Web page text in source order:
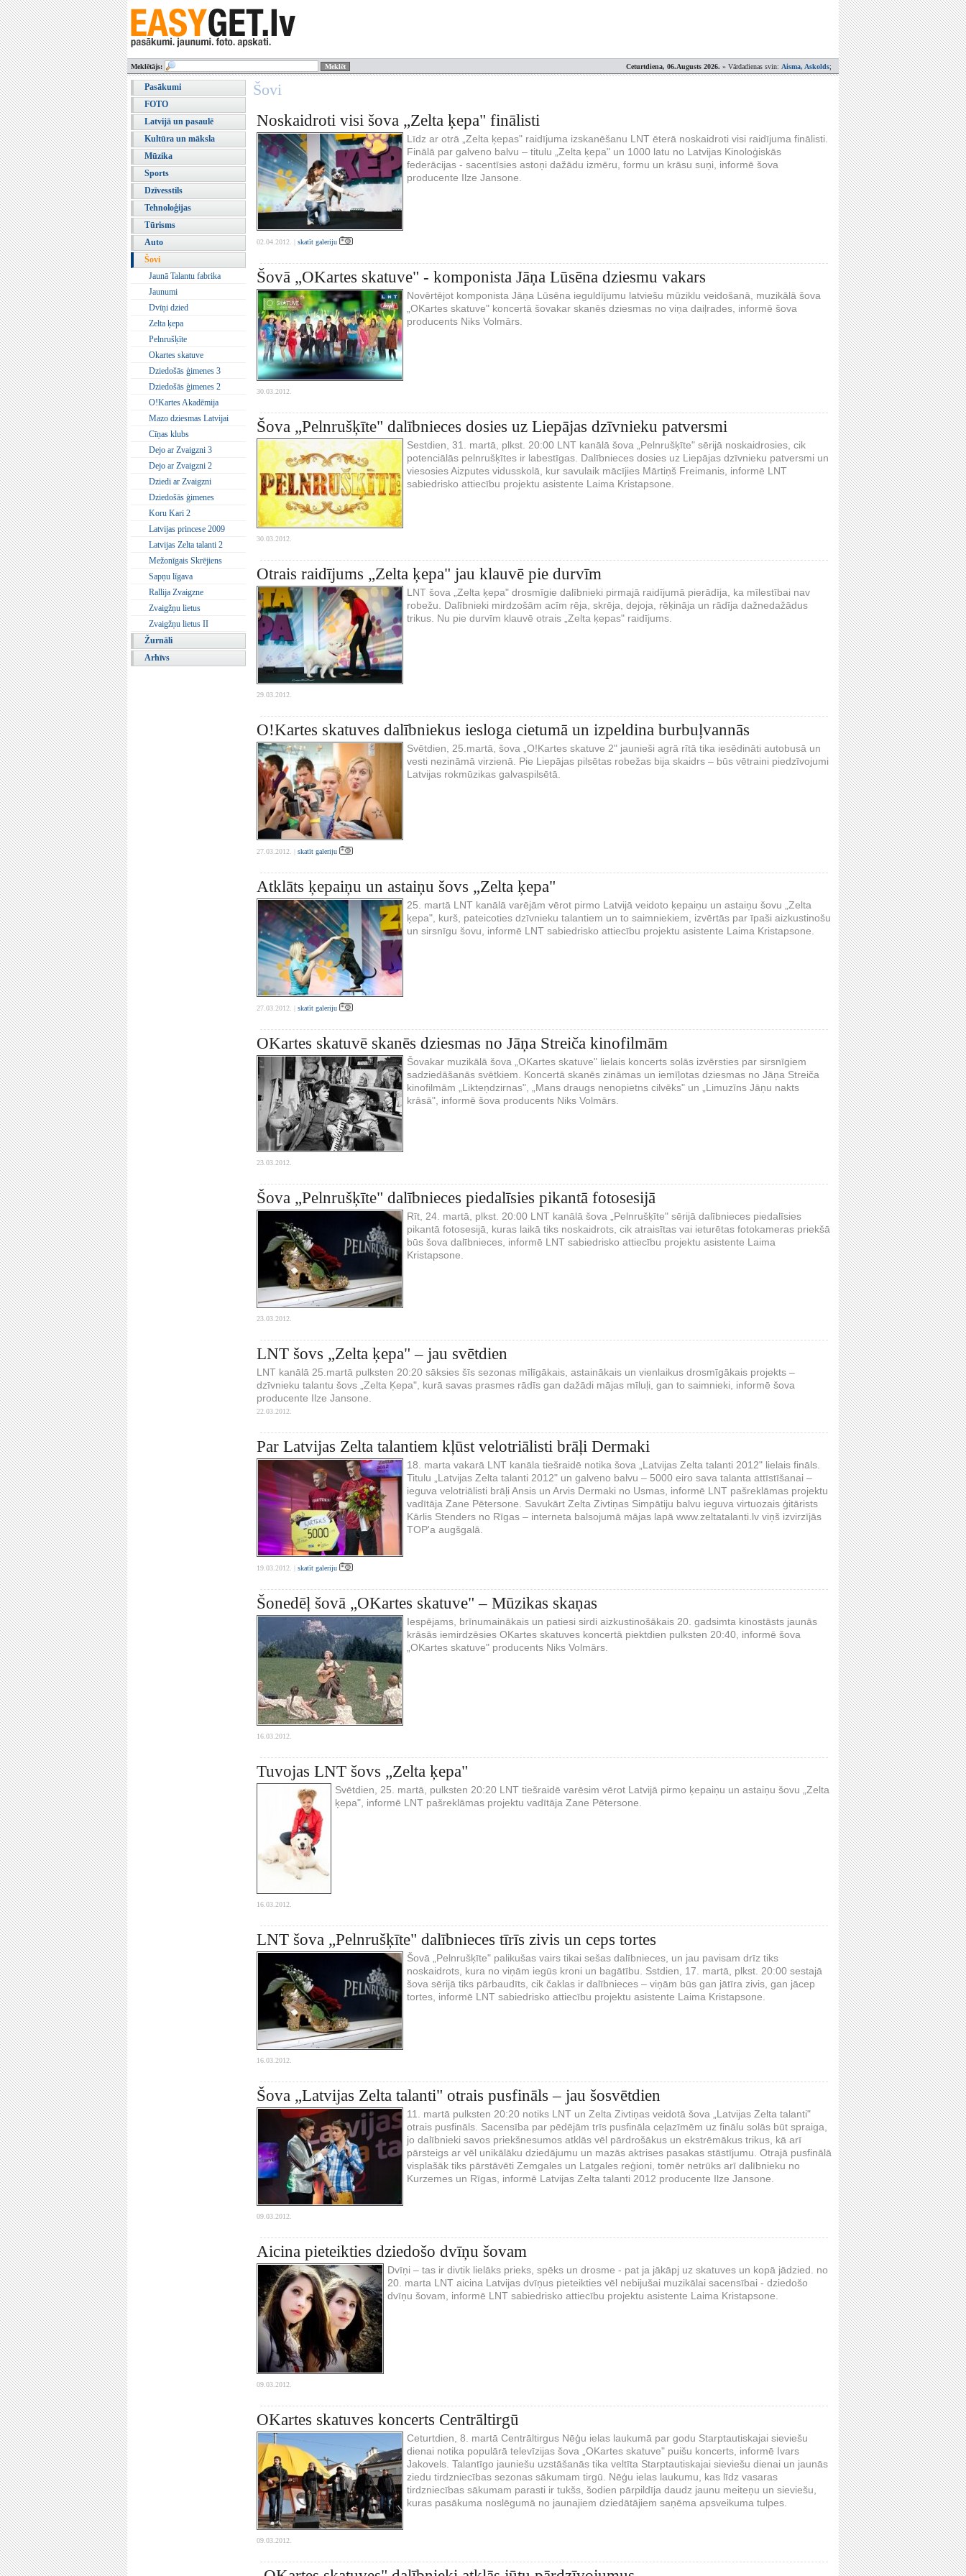
Ceturtdiena, 06.Augusts 2026. » Vārdadienas svin: Aisma, Askolds;
Meklētājs:
Pasākumi
FOTO
Latvijā un pasaulē
Kultūra un māksla
Mūzika
Sports
Dzīvesstils
Tehnoloģijas
Tūrisms
Auto
Šovi
Jaunā Talantu fabrika
Jaunumi
Dvīņi dzied
Zelta ķepa
Pelnrušķīte
Okartes skatuve
Dziedošās ģimenes 3
Dziedošās ģimenes 2
O!Kartes Akadēmija
Mazo dziesmas Latvijai
Cīņas klubs
Dejo ar Zvaigzni 3
Dejo ar Zvaigzni 2
Dziedi ar Zvaigzni
Dziedošās ģimenes
Koru Kari 2
Latvijas princese 2009
Latvijas Zelta talanti 2
Mežonīgais Skrējiens
Sapņu līgava
Rallija Zvaigzne
Zvaigžņu lietus
Zvaigžņu lietus II
Žurnāli
Arhīvs
Šovi
Noskaidroti visi šova „Zelta ķepa" finālisti
Līdz ar otrā „Zelta ķepas" raidījuma izskanēšanu LNT ēterā noskaidroti visi raidījuma finālisti.
Finālā par galveno balvu – titulu „Zelta ķepa" un 1000 latu no Latvijas Kinoloģiskās
federācijas - sacentīsies astoņi dažādu izmēru, formu un krāsu suņi, informē šova
producente Ilze Jansone.
02.04.2012. | skatīt galeriju
Šovā „OKartes skatuve" - komponista Jāņa Lūsēna dziesmu vakars
Novērtējot komponista Jāņa Lūsēna ieguldījumu latviešu mūziklu veidošanā, muzikālā šova
„OKartes skatuve" koncertā šovakar skanēs dziesmas no viņa daiļrades, informē šova
producents Niks Volmārs.
30.03.2012.
Šova „Pelnrušķīte" dalībnieces dosies uz Liepājas dzīvnieku patversmi
Sestdien, 31. martā, plkst. 20:00 LNT kanālā šova „Pelnrušķīte" sērijā noskaidrosies, cik
potenciālās pelnrušķītes ir labestīgas. Dalībnieces dosies uz Liepājas dzīvnieku patversmi un
viesosies Aizputes vidusskolā, kur savulaik mācījies Mārtiņš Freimanis, informē LNT
sabiedrisko attiecību projektu asistente Laima Kristapsone.
30.03.2012.
Otrais raidījums „Zelta ķepa" jau klauvē pie durvīm
LNT šova „Zelta ķepa" drosmīgie dalībnieki pirmajā raidījumā pierādīja, ka mīlestībai nav
robežu. Dalībnieki mirdzošām acīm rēja, skrēja, dejoja, rēķināja un rādīja dažnedažādus
trikus. Nu pie durvīm klauvē otrais „Zelta ķepas" raidījums.
29.03.2012.
O!Kartes skatuves dalībniekus iesloga cietumā un izpeldina burbuļvannās
Svētdien, 25.martā, šova „O!Kartes skatuve 2" jaunieši agrā rītā tika iesēdināti autobusā un
vesti nezināmā virzienā. Pie Liepājas pilsētas robežas bija skaidrs – būs vētraini piedzīvojumi
Latvijas rokmūzikas galvaspilsētā.
27.03.2012. | skatīt galeriju
Atklāts ķepaiņu un astaiņu šovs „Zelta ķepa"
25. martā LNT kanālā varējām vērot pirmo Latvijā veidoto ķepaiņu un astaiņu šovu „Zelta
ķepa", kurš, pateicoties dzīvnieku talantiem un to saimniekiem, izvērtās par īpaši aizkustinošu
un sirsnīgu šovu, informē LNT sabiedrisko attiecību projektu asistente Laima Kristapsone.
27.03.2012. | skatīt galeriju
OKartes skatuvē skanēs dziesmas no Jāņa Streiča kinofilmām
Šovakar muzikālā šova „OKartes skatuve" lielais koncerts solās izvērsties par sirsnīgiem
sadziedāšanās svētkiem. Koncertā skanēs zināmas un iemīļotas dziesmas no Jāņa Streiča
kinofilmām „Likteņdzirnas", „Mans draugs nenopietns cilvēks" un „Limuzīns Jāņu nakts
krāsā", informē šova producents Niks Volmārs.
23.03.2012.
Šova „Pelnrušķīte" dalībnieces piedalīsies pikantā fotosesijā
Rīt, 24. martā, plkst. 20:00 LNT kanālā šova „Pelnrušķīte" sērijā dalībnieces piedalīsies
pikantā fotosesijā, kuras laikā tiks noskaidrots, cik atraisītas vai ieturētas fotokameras priekšā
būs šova dalībnieces, informē LNT sabiedrisko attiecību projektu asistente Laima
Kristapsone.
23.03.2012.
LNT šovs „Zelta ķepa" – jau svētdien
LNT kanālā 25.martā pulksten 20:20 sāksies šīs sezonas mīlīgākais, astainākais un vienlaikus drosmīgākais projekts –
dzīvnieku talantu šovs „Zelta Ķepa", kurā savas prasmes rādīs gan dažādi mājas mīluļi, gan to saimnieki, informē šova
producente Ilze Jansone.
22.03.2012.
Par Latvijas Zelta talantiem kļūst velotriālisti brāļi Dermaki
18. marta vakarā LNT kanāla tiešraidē notika šova „Latvijas Zelta talanti 2012" lielais fināls.
Titulu „Latvijas Zelta talanti 2012" un galveno balvu – 5000 eiro sava talanta attīstīšanai –
ieguva velotriālisti brāļi Ansis un Arvis Dermaki no Usmas, informē LNT pašreklāmas projektu
vadītāja Zane Pētersone. Savukārt Zelta Zivtiņas Simpātiju balvu ieguva virtuozais ģitārists
Kārlis Stenders no Rīgas – interneta balsojumā mājas lapā www.zeltatalanti.lv viņš izvirzījās
TOP'a augšgalā.
19.03.2012. | skatīt galeriju
Šonedēļ šovā „OKartes skatuve" – Mūzikas skaņas
Iespējams, brīnumainākais un patiesi sirdi aizkustinošākais 20. gadsimta kinostāsts jaunās
krāsās iemirdzēsies OKartes skatuves koncertā piektdien pulksten 20:40, informē šova
„OKartes skatuve" producents Niks Volmārs.
16.03.2012.
Tuvojas LNT šovs „Zelta ķepa"
Svētdien, 25. martā, pulksten 20:20 LNT tiešraidē varēsim vērot Latvijā pirmo ķepaiņu un astaiņu šovu „Zelta
ķepa", informē LNT pašreklāmas projektu vadītāja Zane Pētersone.
16.03.2012.
LNT šova „Pelnrušķīte" dalībnieces tīrīs zivis un ceps tortes
Šovā „Pelnrušķīte" palikušas vairs tikai sešas dalībnieces, un jau pavisam drīz tiks
noskaidrots, kura no viņām iegūs kroni un bagātību. Sstdien, 17. martā, plkst. 20:00 sestajā
šova sērijā tiks pārbaudīts, cik čaklas ir dalībnieces – viņām būs gan jātīra zivis, gan jācep
tortes, informē LNT sabiedrisko attiecību projektu asistente Laima Kristapsone.
16.03.2012.
Šova „Latvijas Zelta talanti" otrais pusfināls – jau šosvētdien
11. martā pulksten 20:20 notiks LNT un Zelta Zivtiņas veidotā šova „Latvijas Zelta talanti"
otrais pusfināls. Sacensība par pēdējām trīs pusfināla ceļazīmēm uz finālu solās būt spraiga,
jo dalībnieki savos priekšnesumos atklās vēl pārdrošākus un ekstrēmākus trikus, kā arī
pārsteigs ar vēl unikālāku dziedājumu un mazās aktrises pasakas stāstījumu. Otrajā pusfinālā
visplašāk tiks pārstāvēti Zemgales un Latgales reģioni, tomēr netrūks arī dalībnieku no
Kurzemes un Rīgas, informē Latvijas Zelta talanti 2012 producente Ilze Jansone.
09.03.2012.
Aicina pieteikties dziedošo dvīņu šovam
Dvīņi – tas ir divtik lielāks prieks, spēks un drosme - pat ja jākāpj uz skatuves un kopā jādzied. no
20. marta LNT aicina Latvijas dvīņus pieteikties vēl nebijušai muzikālai sacensībai - dziedošo
dvīņu šovam, informē LNT sabiedrisko attiecību projektu asistente Laima Kristapsone.
09.03.2012.
OKartes skatuves koncerts Centrāltirgū
Ceturtdien, 8. martā Centrāltirgus Nēģu ielas laukumā par godu Starptautiskajai sieviešu
dienai notika populārā televīzijas šova „OKartes skatuve" puišu koncerts, informē Ivars
Jakovels. Talantīgo jauniešu uzstāšanās tika veltīta Starptautiskajai sieviešu dienai un jaunās
ziedu tirdzniecības sezonas sākumam tirgū. Nēģu ielas laukumu, kas līdz vasaras
tirdzniecības sākumam parasti ir tukšs, šodien pārpildīja daudz jaunu meiteņu un sieviešu,
kuras pasākuma noslēgumā no jaunajiem dziedātājiem saņēma apsveikuma tulpes.
09.03.2012.